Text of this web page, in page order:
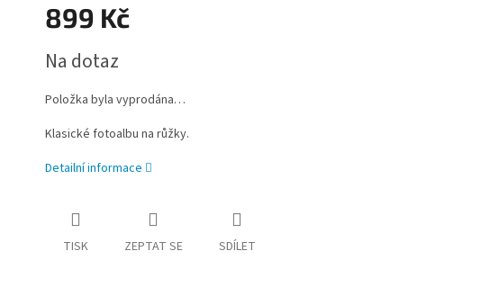
899 Kč
cena:
Na dotaz
Položka byla vyprodána…
Klasické fotoalbu na růžky.
Detailní informace
TISK ZEPTAT SE SDÍLET